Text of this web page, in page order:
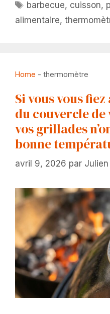
Étiquettes
barbecue, cuisson,
alimentaire,
Home - thermomètre
Si vous vous
du couvercle
vos grillades
bonne
avril 9, 2026 par Julien